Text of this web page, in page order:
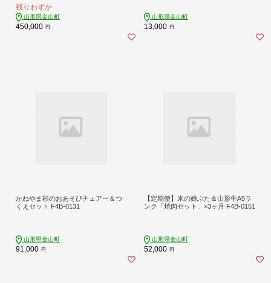
ティス ベンチ 花壇 プランター付き
ガーデニング 屋外 庭 ウッド F4B-03
83
残りわずか
山形県金山町
450,000 円
山形県金山町
13,000 円
かねやま杉のおあそびチェアー＆つ
くえセット F4B-0131
山形県金山町
91,000 円
【定期便】米の娘ぶた＆山形牛A5ラ
ンク「焼肉セット」×3ヶ月 F4B-0151
山形県金山町
52,000 円